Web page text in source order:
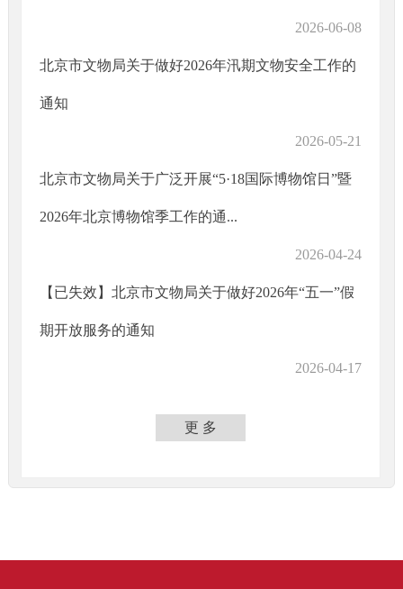
2026-06-08
北京市文物局关于做好2026年汛期文物安全工作的
通知
2026-05-21
北京市文物局关于广泛开展“5·18国际博物馆日”暨
2026年北京博物馆季工作的通...
2026-04-24
【已失效】北京市文物局关于做好2026年“五一”假
期开放服务的通知
2026-04-17
更 多